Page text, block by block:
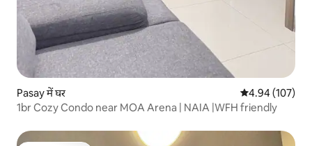
Pasay में घर औसत रेटिंग 5 में से
4.94 (107)
1br Cozy Condo near MOA Arena | NAIA |WFH friendly